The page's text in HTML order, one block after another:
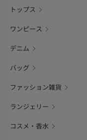
トップス
ワンピース
デニム
バッグ
ファッション雑貨
ランジェリー
コスメ・香水